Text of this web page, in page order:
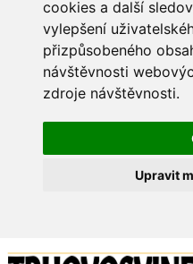
cookies a další
vylepšení
přizpůsobeného
návštěvnosti
zdroje návštěvnosti.
Upravit